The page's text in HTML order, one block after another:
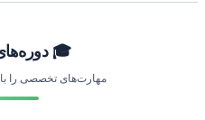
🎓
مهارت‌های تخصصی را با